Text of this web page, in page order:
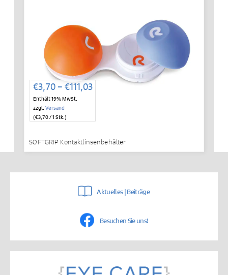
€3,70– €111,03Preisspanne:
Enthält 19% MwSt.
zzgl. Versand
(€3,70/ 1 Stk.)
SOFTGRIP Kontaktlinsenbehälter
Aktuelles | Beiträge
Besuchen Sie uns!